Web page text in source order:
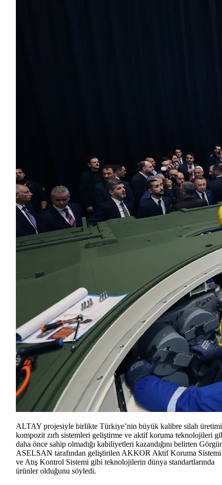
ALTAY projesiyle birlikte Türkiye’nin büyük kalibre silah
kompozit zırh sistemleri geliştirme ve aktif koruma teknolojileri
daha önce sahip olmadığı kabiliyetleri kazandığını belirten
ASELSAN tarafından geliştirilen AKKOR Aktif Koruma Sistemi
ve Atış Kontrol Sistemi gibi teknolojilerin dünya standartlarında
ürünler olduğunu söyledi.